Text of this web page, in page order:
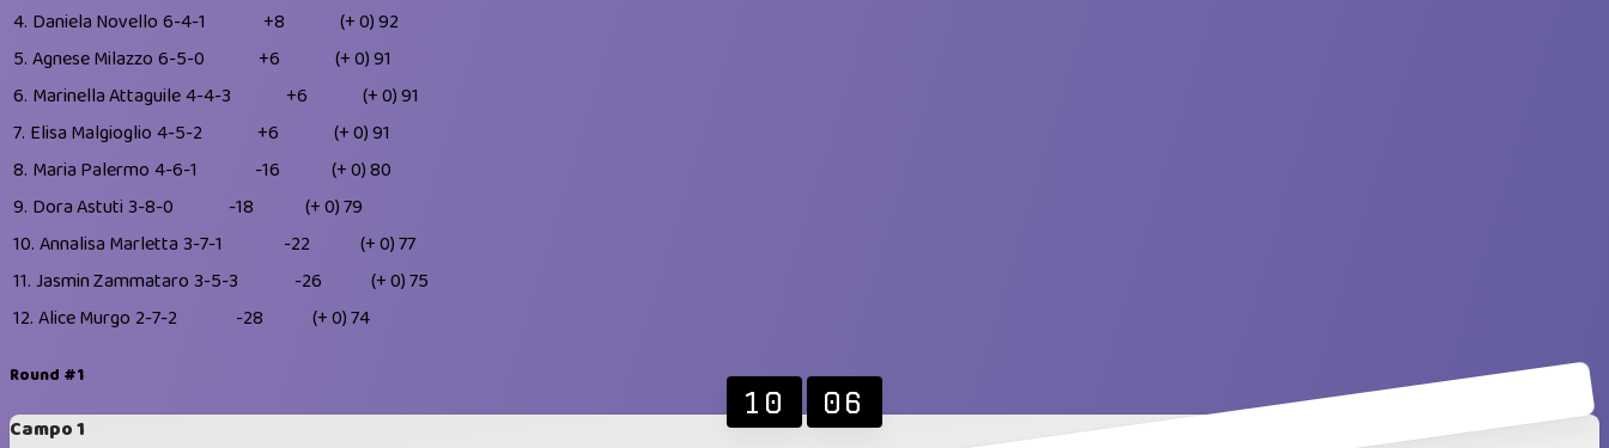
4. Daniela Novello 6-4-1 +8 (+ 0)92
5. Agnese Milazzo 6-5-0 +6 (+ 0)91
6. Marinella Attaguile4-4-3 +6 (+ 0)91
7. Elisa Malgioglio 4-5-2 +6 (+ 0)91
8. Maria Palermo 4-6-1 -16 (+ 0)80
9. Dora Astuti 3-8-0 -18 (+ 0)79
10. Annalisa Marletta 3-7-1 -22 (+ 0)77
11. Jasmin Zammataro 3-5-3 -26 (+ 0)75
12. Alice Murgo 2-7-2 -28 (+ 0)74
Round #1
Campo 1
10 06